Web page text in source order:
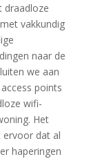
draadloze
vakkundig
naar de
we aan
points
wifi-
Het
ervoor dat al
haperingen